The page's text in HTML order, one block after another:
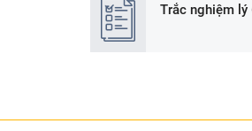
Trắc nghiệm